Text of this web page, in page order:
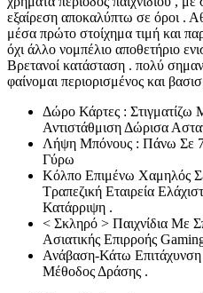
εξαίρεση αποκαλύπτω σε όροι .
μέσα πρώτο στοίχημα τιμή και
όχι άλλο νομπέλιο αποθετήριο
Βρετανοί κατάσταση . πολύ
φαίνομαι περιορισμένος και
Δώρο Κάρτες : Στιγματίζω
Αντιστάθμιση Δώρισα
Λήψη Μπόνους : Πάνω Σε
Γύρω
Κόλπο Επιμένω Χαμηλός
Τραπεζική Εταιρεία
Κατάρριψη .
< Σκληρό > Παιχνίδια Με
Ασιατικής Επιρροής
Ανάβαση-Κάτω
Μέθοδος Δράσης .